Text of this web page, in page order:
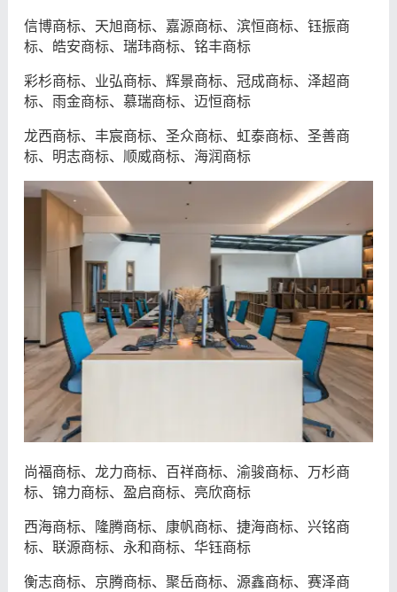
信博商标、天旭商标、嘉源商标、滨恒商标、钰振商
标、皓安商标、瑞玮商标、铭丰商标
彩杉商标、业弘商标、辉景商标、冠成商标、泽超商
标、雨金商标、慕瑞商标、迈恒商标
龙西商标、丰宸商标、圣众商标、虹泰商标、圣善商
标、明志商标、顺威商标、海润商标
尚福商标、龙力商标、百祥商标、渝骏商标、万杉商
标、锦力商标、盈启商标、亮欣商标
西海商标、隆腾商标、康帆商标、捷海商标、兴铭商
标、联源商标、永和商标、华钰商标
衡志商标、京腾商标、聚岳商标、源鑫商标、赛泽商